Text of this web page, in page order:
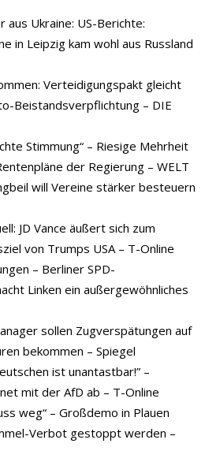
aus Ukraine: US-Berichte:
in Leipzig kam wohl aus Russland
Verteidigungspakt gleicht
Beistandsverpflichtung – DIE
Stimmung“ – Riesige Mehrheit
der Regierung – WELT
will Vereine stärker besteuern
JD Vance äußert sich zum
von Trumps USA – T-Online
– Berliner SPD-
Linken ein außergewöhnliches
sollen Zugverspätungen auf
bekommen – Spiegel
ist unantastbar!” –
mit der AfD ab – T-Online
weg“ – Großdemo in Plauen
Verbot gestoppt werden –